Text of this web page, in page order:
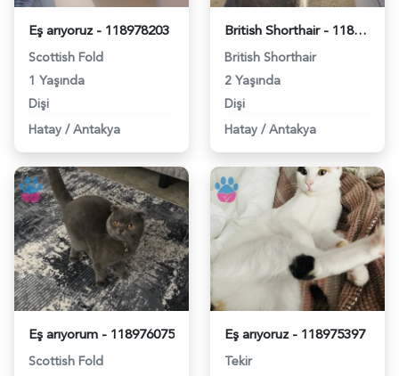
Eş arıyoruz - 118978203
Scottish Fold
1 Yaşında
Dişi
Hatay / Antakya
British Shorthair - 118977871
British Shorthair
2 Yaşında
Dişi
Hatay / Antakya
Eş arıyorum - 118976075
Scottish Fold
Eş arıyoruz - 118975397
Tekir